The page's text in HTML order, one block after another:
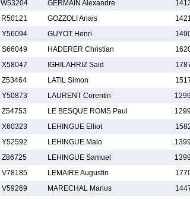
W53204
GERMAIN Alexandre
R50121
GOZZOLI Anais
Y56094
GUYOT Henri
S66049
HADERER Christian
X58047
IGHILAHRIZ Said
Z53464
LATIL Simon
Y50873
LAURENT Corentin
Z54753
LE BESQUE ROMS Paul
X60323
LEHINGUE Elliot
Y52592
LEHINGUE Malo
Z86725
LEHINGUE Samuel
V78185
LEMAIRE Augustin
V59269
MARECHAL Marius